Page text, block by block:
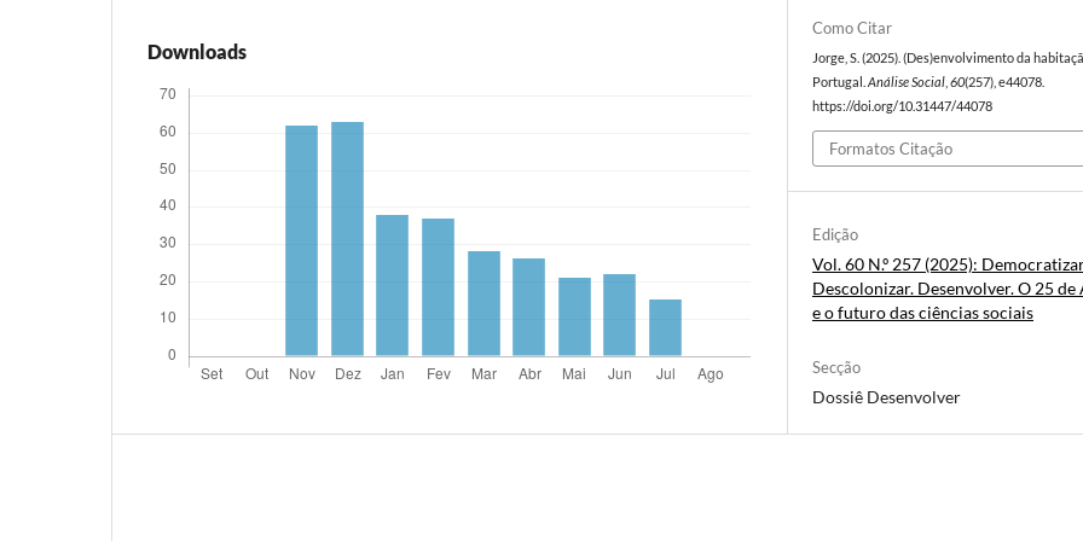
Downloads
Como Citar
Jorge, S. (2025). (Des)envolvimento da
Portugal.Análise Social ,60(257), e44078.
https://doi.org/10.31447/44078
Formatos Citação
Edição
Vol. 60 N.º 257 (2025):
Descolonizar. Desenvolver. O 25 de
e o futuro das ciências sociais
Secção
Dossiê Desenvolver